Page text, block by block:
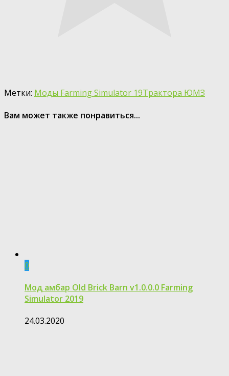
Метки: Моды Farming Simulator 19Трактора ЮМЗ
Вам может также понравиться...
0
Мод амбар Old Brick Barn v1.0.0.0 Farming
Simulator 2019
24.03.2020